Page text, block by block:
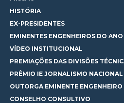
HISTÓRIA
EX-PRESIDENTES
EMINENTES ENGENHEIROS DO ANO
VÍDEO INSTITUCIONAL
PREMIAÇÕES DAS DIVISÕES
PRÊMIO IE JORNALISMO NACIONAL
OUTORGA EMINENTE
CONSELHO CONSULTIVO